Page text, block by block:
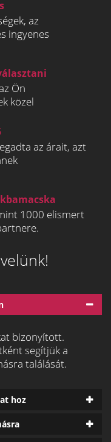
az
ingyenes
Ön
közel
az árait, azt
1000 elismert
bizonyított.
segítjük a
találását.
hoz